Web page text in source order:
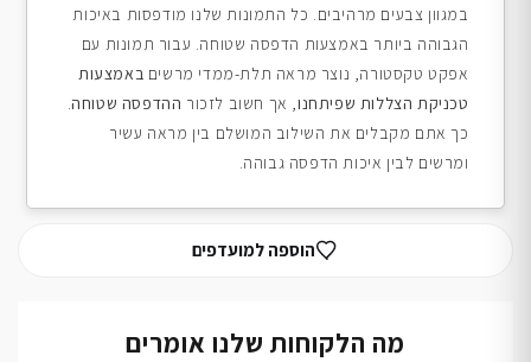
במגוון צבעים מרהיבים. כל התמונות שלנו מודפסות באיכות
הגבוהה ביותר באמצעות הדפסה שטוחה. עבור תמונות עם
אפקט טקסטורה, נוצר מראה תלת-ממדי מרשים באמצעות
טכניקת הצללות שפיתחנו, אך חשוב לזכור ההדפסה שטוחה.
כך אתם מקבלים את השילוב המושלם בין מראה עשיר
ומרשים לבין איכות הדפסה גבוהה.
הוספה למועדפים
מה הלקוחות שלנו אומרים